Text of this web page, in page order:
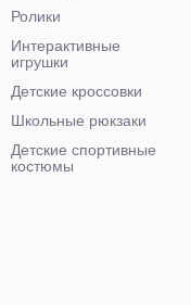
Ролики
Интерактивные
игрушки
Детские кроссовки
Школьные рюкзаки
Детские спортивные
костюмы